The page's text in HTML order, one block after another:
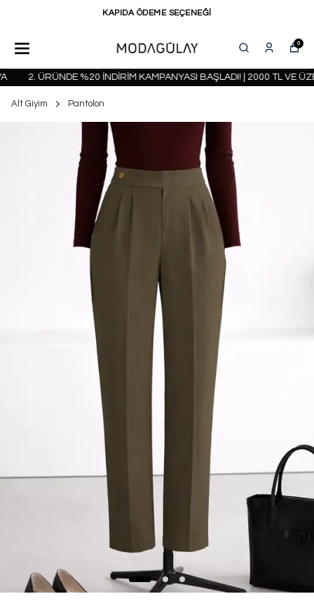
KAPIDA ÖDEME SEÇENEĞİ
0
2. ÜRÜNDE %20 İNDİRİM KAMPANYASI BAŞLADI! | 2000 TL VE
Alt Giyim Pantolon